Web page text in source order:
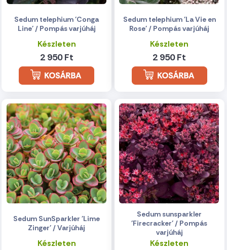
Sedum telephium 'Conga
Line' / Pompás varjúháj
Készleten
2 950 Ft
Sedum telephium 'La Vie en
Rose' / Pompás varjúháj
Készleten
2 950 Ft
Sedum SunSparkler 'Lime
Zinger' / Varjúháj
Készleten
Sedum sunsparkler
'Firecracker' / Pompás
varjúháj
Készleten